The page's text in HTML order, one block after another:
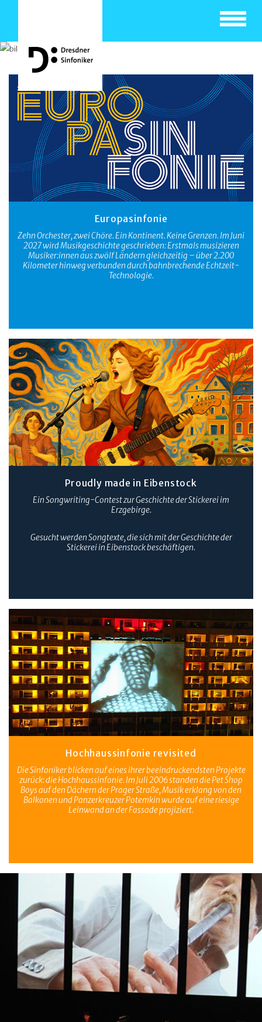
Toggle
Europasinfonie
Zehn Orchester, zwei Chöre. Ein Kontinent. Keine Grenzen. Im Juni
2027 wird Musikgeschichte geschrieben: Erstmals musizieren
Musiker:innen aus zwölf Ländern gleichzeitig – über 2.200
Kilometer hinweg verbunden durch bahnbrechende Echtzeit-
Technologie.
Proudly made in Eibenstock
Ein Songwriting-Contest zur Geschichte der Stickerei im
Erzgebirge.
Gesucht werden Songtexte, die sich mit der Geschichte der
Stickerei in Eibenstock beschäftigen.
Hochhaussinfonie revisited
Die Sinfoniker blicken auf eines ihrer beeindruckendsten Projekte
zurück: dieHochhaussinfonie. Im Juli 2006 standen die Pet Shop
Boys auf den Dächern der Prager Straße, Musik erklang von den
Balkonen undPanzerkreuzer Potemkinwurde auf eine riesige
Leinwand an der Fassade projiziert.